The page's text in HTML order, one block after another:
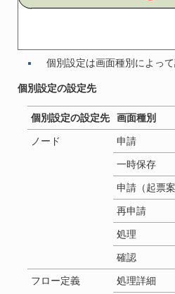
個別設定は画面種別によって
個別設定の設定先
個別設定の設定先 画面種別
ノード 申請
一時保存
申請（起票案
再申請
処理
確認
フロー定義 処理詳細